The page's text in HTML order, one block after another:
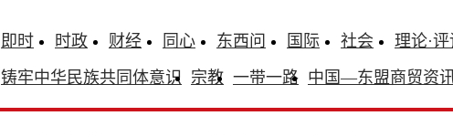
即时 时政 财经 同心 东西问 国际 社会 理论·
铸牢中华民族共同体意识 宗教 一带一路 中国—东盟商贸资